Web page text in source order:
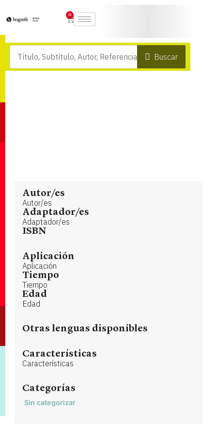
0
Buscar
Autor/es
Autor/es
Adaptador/es
Adaptador/es
ISBN
Aplicación
Aplicación
Tiempo
Tiempo
Edad
Edad
Otras lenguas disponibles
Características
Características
Categorías
Sin categorizar